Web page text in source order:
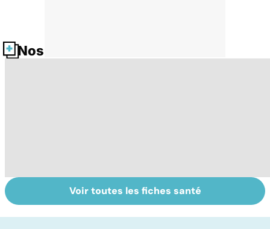
Nos fiches santé
Covid-19 : tout
savoir sur la
Variole du singe :
symptômes,
Voir toutes les fiches santé